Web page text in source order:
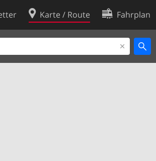
Karte / Route Fahrplan
Cookie-
Cookie-